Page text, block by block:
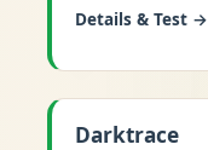
Details & Test →
Darktrace